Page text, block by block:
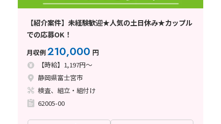
【紹介案件】未経験歓迎★人気の土日休み★カップル
での応募OK！
月収例210,000 円
【時給】1,197円～
静岡県富士宮市
検査、組立・組付け
62005-00